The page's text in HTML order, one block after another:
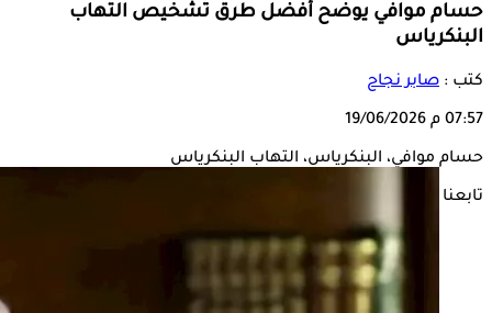
حسام موافي يوضح أفضل طرق تشخيص التهاب
البنكرياس
كتب : صابر نجاح
07:57 م 19/06/2026
حسام موافي، البنكرياس، التهاب البنكرياس
تابعنا على